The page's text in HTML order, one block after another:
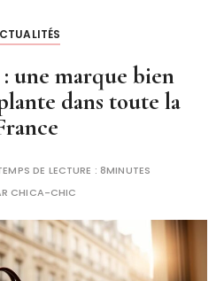
une marque bien
dans toute la
DE LECTURE :8MINUTES
CHICA-CHIC